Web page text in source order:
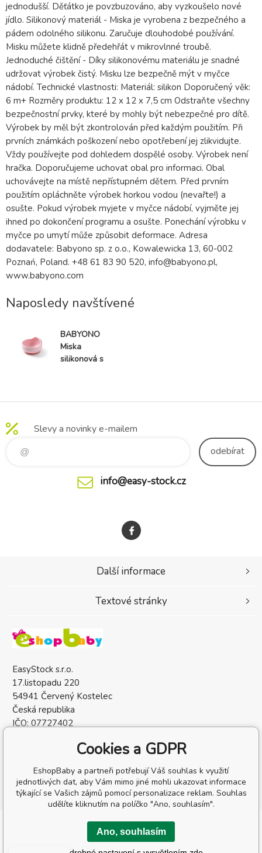
jednodušší. Děťátko je povzbuzováno, aby vyzkoušelo nové
jídlo. Silikonový materiál - Miska je vyrobena z bezpečného a
pádem odolného silikonu. Zaručuje dlouhodobé používání.
Misku můžete klidně předehřát v mikrovlnné troubě.
Jednoduché čištění - Díky silikonovému materiálu je snadné
udržovat výrobek čistý. Misku lze bezpečně mýt v myčce
nádobí. Technické vlastnosti: Materiál: silikon Doporučený věk:
6 m+ Rozměry produktu: 12 x 12 x 7,5 cm Odstraňte všechny
bezpečnostní prvky, které by mohly být nebezpečné pro dítě.
Výrobek by měl být zkontrolován před každým použitím. Při
prvních známkách poškození nebo opotřebení jej zlikvidujte.
Vždy používejte pod dohledem dospělé osoby. Výrobek není
hračka. Doporučujeme uchovat obal pro informaci. Obal
uchovávejte na místě nepřístupném dětem. Před prvním
použitím opláchněte výrobek horkou vodou (nevařte!) a
osušte. Pokud výrobek myjete v myčce nádobí, vyjměte jej
ihned po dokončení programu a osušte. Ponechání výrobku v
myčce po umytí může způsobit deformace. Adresa
dodavatele: Babyono sp. z o.o., Kowalewicka 13, 60-002
Poznań, Poland. +48 61 83 90 520, info@babyono.pl,
www.babyono.com
Naposledy navštívené
BABYONO
Miska
silikonová s
Slevy a novinky e-mailem
odebírat
info@easy-stock.cz
EasyStock s.r.o.
17.listopadu 220
54941 Červený Kostelec
Česká republika
IČO: 07727402
Další informace
Textové stránky
Copyright © 2026 EasyStock s.r.o.
Všechna práva vyhrazena.
Cookies a GDPR
EshopBaby a partneři potřebují Váš souhlas k využití
jednotlivých dat, aby Vám mimo jiné mohli ukazovat informace
týkající se Vašich zájmů pomocí personalizace reklam. Souhlas
udělíte kliknutím na políčko "Ano, souhlasím".
Ano, souhlasím